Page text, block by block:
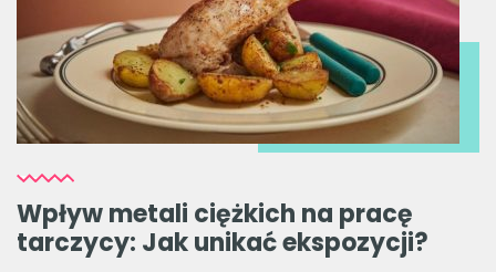
Wpływ metali ciężkich na pracę
tarczycy: Jak unikać ekspozycji?